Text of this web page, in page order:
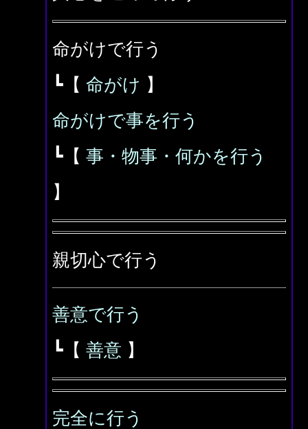
命がけで行う
┗【 命がけ 】
命がけで事を行う
┗【 事・物事・何かを行う
】
親切心で行う
善意で行う
┗【 善意 】
完全に行う